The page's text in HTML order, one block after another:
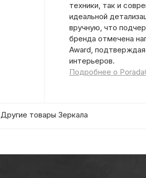
техники, так и
идеальной
вручную, что
бренда отмечена
Award,
интерьеров.
Подробнее о Porada
Другие товары Зеркала